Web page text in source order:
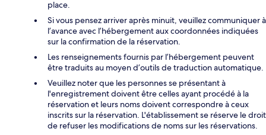
place.
Si vous pensez arriver après minuit, veuillez communiquer à
l’avance avec l’hébergement aux coordonnées indiquées
sur la confirmation de la réservation.
Les renseignements fournis par l’hébergement peuvent
être traduits au moyen d’outils de traduction automatique.
Veuillez noter que les personnes se présentant à
l'enregistrement doivent être celles ayant procédé à la
réservation et leurs noms doivent correspondre à ceux
inscrits sur la réservation. L'établissement se réserve le droit
de refuser les modifications de noms sur les réservations.